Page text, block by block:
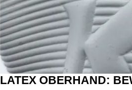
LATEX OBERHAND: